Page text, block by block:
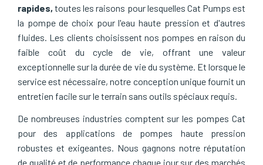
rapides, toutes les raisons pour lesquelles Cat Pumps est
la pompe de choix pour l'eau haute pression et d'autres
fluides. Les clients choisissent nos pompes en raison du
faible coût du cycle de vie, offrant une valeur
exceptionnelle sur la durée de vie du système. Et lorsque le
service est nécessaire, notre conception unique fournit un
entretien facile sur le terrain sans outils spéciaux requis.
De nombreuses industries comptent sur les pompes Cat
pour des applications de pompes haute pression
robustes et exigeantes. Nous gagnons notre réputation
de qualité et de performance chaque jour sur des marchés